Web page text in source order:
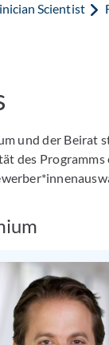
Scientist
und der Beirat
des Programms